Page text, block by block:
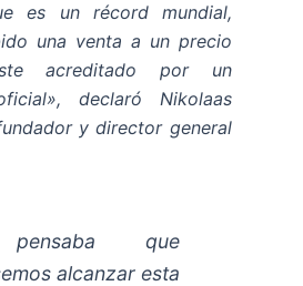
es un récord mundial,
una venta a un precio
acreditado por un
declaró Nikolaas
y director general
que
alcanzar esta